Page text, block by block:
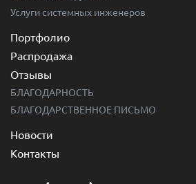
Услуги системных инженеров
Портфолио
Распродажа
Отзывы
БЛАГОДАРНОСТЬ
БЛАГОДАРСТВЕННОЕ ПИСЬМО
Новости
Контакты